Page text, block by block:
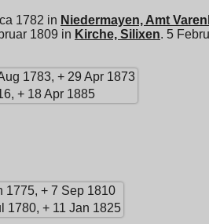
1782 in Niedermayen, Amt
1809 in Kirche, Silixen. 5
1783, + 29 Apr 1873
+ 18 Apr 1885
1775, + 7 Sep 1810
1780, + 11 Jan 1825